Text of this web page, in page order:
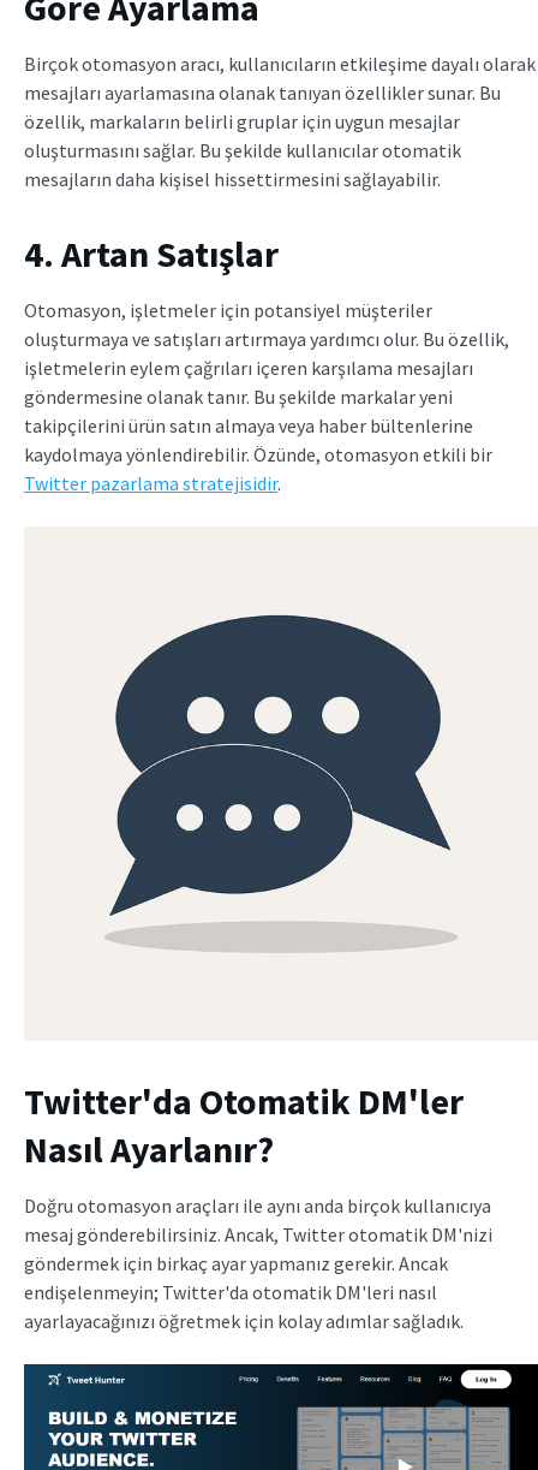
Birçok otomasyon aracı, kullanıcıların etkileşime dayalı olarak
mesajları ayarlamasına olanak tanıyan özellikler sunar. Bu
özellik, markaların belirli gruplar için uygun mesajlar
oluşturmasını sağlar. Bu şekilde kullanıcılar otomatik
mesajların daha kişisel hissettirmesini sağlayabilir.
4. Artan Satışlar
Otomasyon, işletmeler için potansiyel müşteriler
oluşturmaya ve satışları artırmaya yardımcı olur. Bu özellik,
işletmelerin eylem çağrıları içeren karşılama mesajları
göndermesine olanak tanır. Bu şekilde markalar yeni
takipçilerini ürün satın almaya veya haber bültenlerine
kaydolmaya yönlendirebilir. Özünde, otomasyon etkili bir
Twitter pazarlama stratejisidir.
Twitter'da Otomatik DM'ler
Nasıl Ayarlanır?
Doğru otomasyon araçları ile aynı anda birçok kullanıcıya
mesaj gönderebilirsiniz. Ancak, Twitter otomatik DM'nizi
göndermek için birkaç ayar yapmanız gerekir. Ancak
endişelenmeyin; Twitter'da otomatik DM'leri nasıl
ayarlayacağınızı öğretmek için kolay adımlar sağladık.